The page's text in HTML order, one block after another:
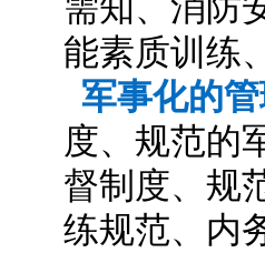
需知、消防
能素质训练
军事化的
度、规范的
督制度、规
练规范、内